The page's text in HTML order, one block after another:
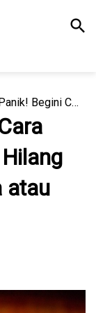
search
Jangan Panik! Begini Cara Melacak iPhone yang Hilang dalam Keadaan Nyala atau Mati
atau